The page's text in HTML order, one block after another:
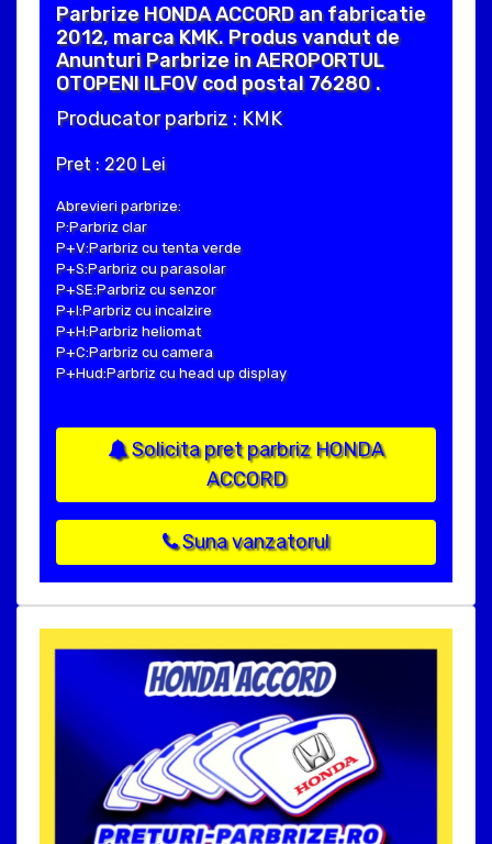
Parbrize HONDA ACCORD an fabricatie
2012, marca KMK. Produs vandut de
Anunturi Parbrize in AEROPORTUL
OTOPENI ILFOV cod postal 76280 .
Producator parbriz : KMK
Pret : 220 Lei
Abrevieri parbrize:
P:Parbriz clar
P+V:Parbriz cu tenta verde
P+S:Parbriz cu parasolar
P+SE:Parbriz cu senzor
P+I:Parbriz cu incalzire
P+H:Parbriz heliomat
P+C:Parbriz cu camera
P+Hud:Parbriz cu head up display
Solicita pret parbriz HONDA
ACCORD
Suna vanzatorul